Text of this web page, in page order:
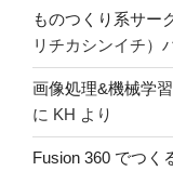
ものつくり系サー
リチカシンイチ）
画像処理&機械学
に KH より
Fusion 360 でつく